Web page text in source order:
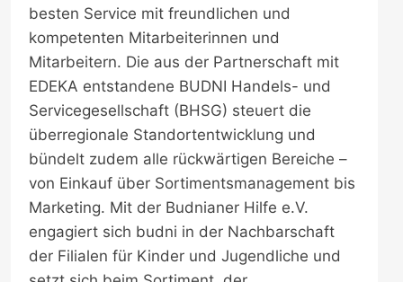
besten Service mit freundlichen und
kompetenten Mitarbeiterinnen und
Mitarbeitern. Die aus der Partnerschaft mit
EDEKA entstandene BUDNI Handels- und
Servicegesellschaft (BHSG) steuert die
überregionale Standortentwicklung und
bündelt zudem alle rückwärtigen Bereiche –
von Einkauf über Sortimentsmanagement bis
Marketing. Mit der Budnianer Hilfe e.V.
engagiert sich budni in der Nachbarschaft
der Filialen für Kinder und Jugendliche und